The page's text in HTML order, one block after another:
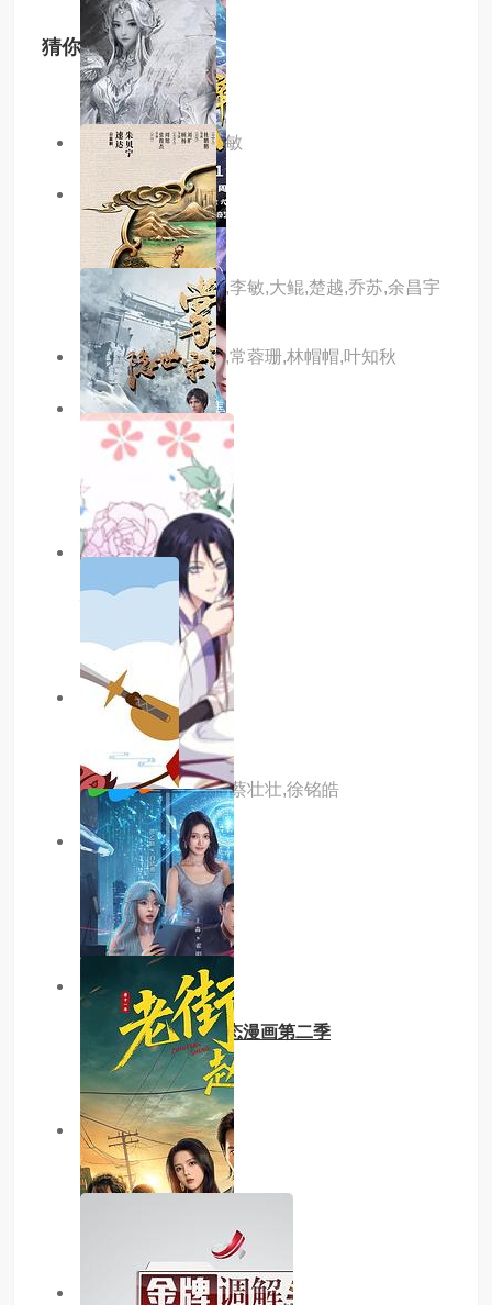
猜你喜欢
主演：陈张太康,李敏
2.0分 更新至60集
双生武魂
主演：王秋皓,刘曼,李敏,大鲲,楚越,乔苏,余昌宇
主演：藤新,李兰陵,常蓉珊,林帽帽,叶知秋
10.0分 更新至47集
武碎星河
主演：内详
7.0分 更新至35集
神在囧途
主演：内详
6.0分 更新至04集
中国奇谭2
主演：路扬,董汶亮,蔡壮壮,徐铭皓
4.0分 更新至05集
隐世宗门掌教
主演：内详
2.0分 更新至第21集
开局四个美相公 动态漫画第二季
主演：内详
9.0分 已完结
口水良山
主演：内详